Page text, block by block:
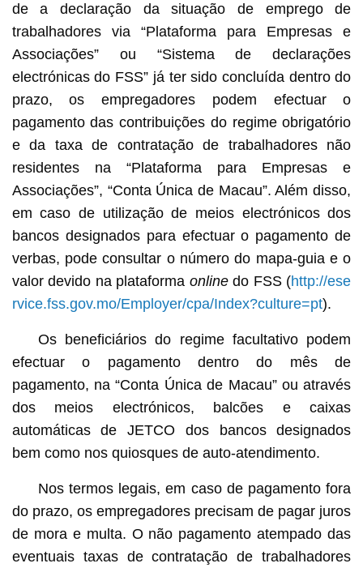
de a declaração da situação de emprego de
trabalhadores via “Plataforma para Empresas e
Associações” ou “Sistema de declarações
electrónicas do FSS” já ter sido concluída dentro do
prazo, os empregadores podem efectuar o
pagamento das contribuições do regime obrigatório
e da taxa de contratação de trabalhadores não
residentes na “Plataforma para Empresas e
Associações”, “Conta Única de Macau”. Além disso,
em caso de utilização de meios electrónicos dos
bancos designados para efectuar o pagamento de
verbas, pode consultar o número do mapa-guia e o
valor devido na plataforma onlinedo FSS (http://ese
rvice.fss.gov.mo/Employer/cpa/Index?culture=pt).
Os beneficiários do regime facultativo podem
efectuar o pagamento dentro do mês de
pagamento, na “Conta Única de Macau” ou através
dos meios electrónicos, balcões e caixas
automáticas de JETCO dos bancos designados
bem como nos quiosques de auto-atendimento.
Nos termos legais, em caso de pagamento fora
do prazo, os empregadores precisam de pagar juros
de mora e multa. O não pagamento atempado das
eventuais taxas de contratação de trabalhadores